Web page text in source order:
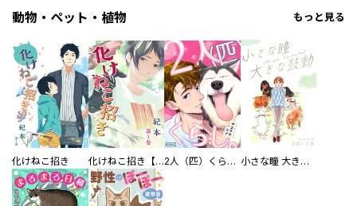
動物・ペット・植物 もっと見る
化けねこ招き 化けねこ招き【描きおろし付合冊版】 2人（匹）くらし。 小さな瞳 大きな鼓動